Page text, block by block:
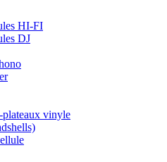
HI-FI
DJ
plateaux vinyle